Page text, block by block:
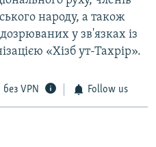
народу, а також
у зв'язках із
«Хізб ут-Тахрір».
VPN Follow us